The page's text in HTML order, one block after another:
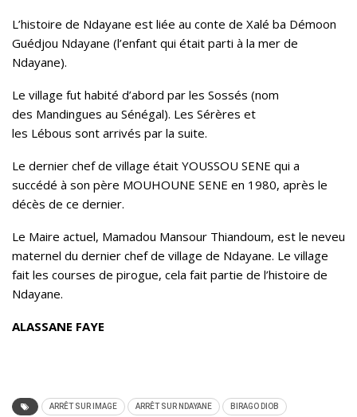
L’histoire de Ndayane est liée au conte de Xalé ba Démoon
Guédjou Ndayane (l’enfant qui était parti à la mer de
Ndayane).
Le village fut habité d’abord par les Sossés (nom
des Mandingues au Sénégal). Les Sérères et
les Lébous sont arrivés par la suite.
Le dernier chef de village était YOUSSOU SENE qui a
succédé à son père MOUHOUNE SENE en 1980, après le
décès de ce dernier.
Le Maire actuel, Mamadou Mansour Thiandoum, est le neveu
maternel du dernier chef de village de Ndayane. Le village
fait les courses de pirogue, cela fait partie de l’histoire de
Ndayane.
ALASSANE FAYE
ARRÊT SUR IMAGE ARRÊT SUR NDAYANE BIRAGO DIOB